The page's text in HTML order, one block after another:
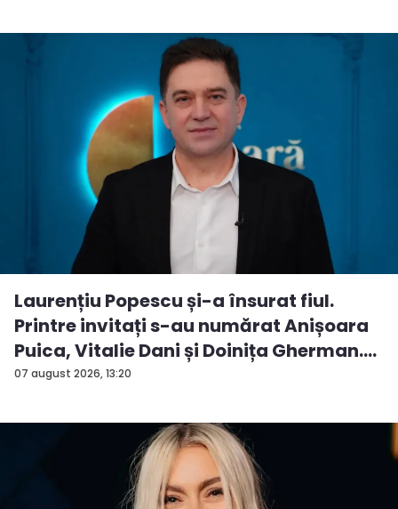
07 august 2026, 13:20
Laurențiu Popescu și-a însurat fiul.
Printre invitați s-au numărat Anișoara
Puica, Vitalie Dani și Doinița Gherman.
P...